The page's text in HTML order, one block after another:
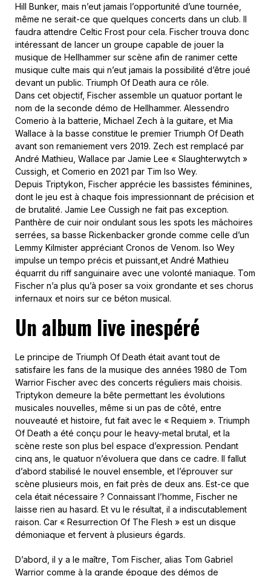
Hill Bunker, mais n’eut jamais l’opportunité d’une tournée,
même ne serait-ce que quelques concerts dans un club. Il
faudra attendre Celtic Frost pour cela. Fischer trouva donc
intéressant de lancer un groupe capable de jouer la
musique de Hellhammer sur scène afin de ranimer cette
musique culte mais qui n’eut jamais la possibilité d’être joué
devant un public. Triumph Of Death aura ce rôle.
Dans cet objectif, Fischer assemble un quatuor portant le
nom de la seconde démo de Hellhammer. Alessendro
Comerio à la batterie, Michael Zech à la guitare, et Mia
Wallace à la basse constitue le premier Triumph Of Death
avant son remaniement vers 2019. Zech est remplacé par
André Mathieu, Wallace par Jamie Lee « Slaughterwytch »
Cussigh, et Comerio en 2021 par Tim Iso Wey.
Depuis Triptykon, Fischer apprécie les bassistes féminines,
dont le jeu est à chaque fois impressionnant de précision et
de brutalité. Jamie Lee Cussigh ne fait pas exception.
Panthère de cuir noir ondulant sous les spots les mâchoires
serrées, sa basse Rickenbacker gronde comme celle d’un
Lemmy Kilmister appréciant Cronos de Venom. Iso Wey
impulse un tempo précis et puissant,et André Mathieu
équarrit du riff sanguinaire avec une volonté maniaque. Tom
Fischer n’a plus qu’à poser sa voix grondante et ses chorus
infernaux et noirs sur ce béton musical.
Un album live inespéré
Le principe de Triumph Of Death était avant tout de
satisfaire les fans de la musique des années 1980 de Tom
Warrior Fischer avec des concerts réguliers mais choisis.
Triptykon demeure la bête permettant les évolutions
musicales nouvelles, même si un pas de côté, entre
nouveauté et histoire, fut fait avec le « Requiem ». Triumph
Of Death a été conçu pour le heavy-metal brutal, et la
scène reste son plus bel espace d’expression. Pendant
cinq ans, le quatuor n’évoluera que dans ce cadre. Il fallut
d’abord stabilisé le nouvel ensemble, et l’éprouver sur
scène plusieurs mois, en fait près de deux ans. Est-ce que
cela était nécessaire ? Connaissant l’homme, Fischer ne
laisse rien au hasard. Et vu le résultat, il a indiscutablement
raison. Car « Resurrection Of The Flesh » est un disque
démoniaque et fervent à plusieurs égards.
D’abord, il y a le maître, Tom Fischer, alias Tom Gabriel
Warrior comme à la grande époque des démos de